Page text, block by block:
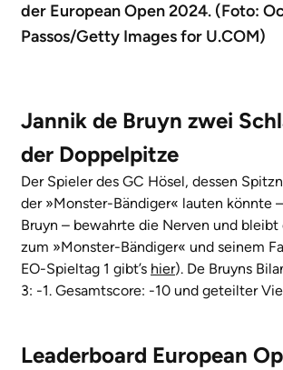
der European Open 2024. (Foto:
Passos/Getty Images for U.COM)
Jannik de Bruyn zwei
der Doppelpitze
Der Spieler des GC Hösel, dessen
der »Monster-Bändiger« lauten könnte
Bruyn – bewahrte die Nerven und bleibt
zum »Monster-Bändiger« und seinem
EO-Spieltag 1 gibt’s hier). De Bruyns
3: -1. Gesamtscore: -10 und geteilter
Leaderboard European